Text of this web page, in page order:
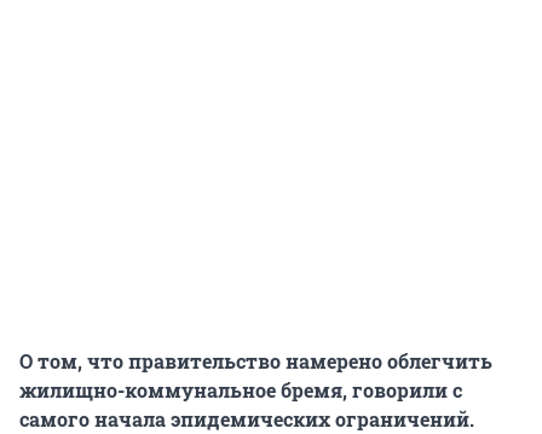
О том, что правительство намерено облегчить
жилищно-коммунальное бремя, говорили с
самого начала эпидемических ограничений.